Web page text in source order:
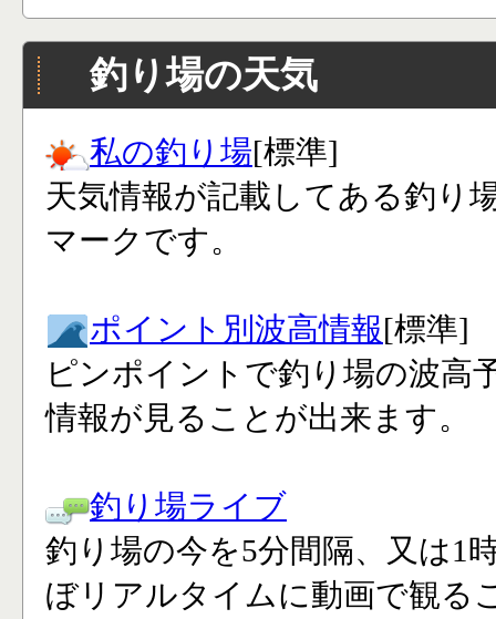
釣り場の天気
私の釣り場[標準]
天気情報が記載してある釣り
マークです。
ポイント別波高情報[標準]
ピンポイントで釣り場の波高
情報が見ることが出来ます。
釣り場ライブ
釣り場の今を5分間隔、又は1
ぼリアルタイムに動画で観る